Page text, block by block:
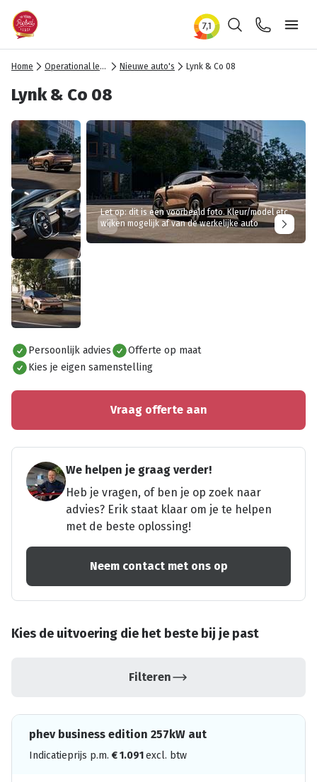
ZoekenContact
Home Operational lease Nieuwe auto's Lynk & Co 08
Lynk & Co 08
Alles bekijken
Let op: dit is een voorbeeld foto. Kleur/model etc
wijken mogelijk af van de werkelijke auto
Persoonlijk advies
Offerte op maat
Kies je eigen samenstelling
Vraag offerte aan
We helpen je graag verder!
Heb je vragen, of ben je op zoek naar
advies? Erik staat klaar om je te helpen
met de beste oplossing!
Neem contact met ons op
Kies de uitvoering die het beste bij je past
Filteren
phev business edition 257kW aut
Indicatieprijs p.m. €1.091excl. btw